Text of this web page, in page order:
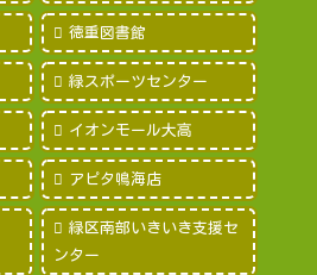
徳重図書館
緑スポーツセンター
イオンモール大高
アピタ鳴海店
緑区南部いきいき支援セ
ンター